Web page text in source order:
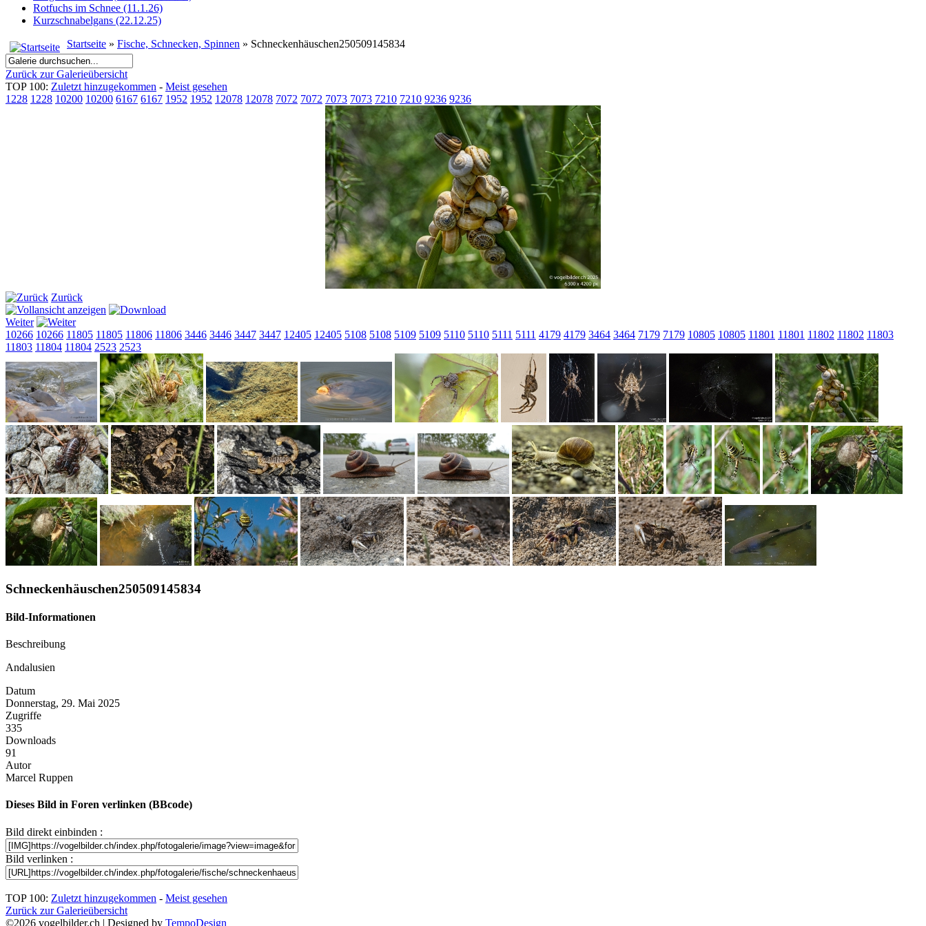
Rotfuchs im Schnee (11.1.26)
Kurzschnabelgans (22.12.25)
Startseite » Fische, Schnecken, Spinnen » Schneckenhäuschen250509145834
Zurück zur Galerieübersicht
TOP 100: Zuletzt hinzugekommen - Meist gesehen
1228 1228 10200 10200 6167 6167 1952 1952 12078 12078 7072 7072 7073 7073 7210 7210 9236 9236
Zurück
Weiter
10266 10266 11805 11805 11806 11806 3446 3446 3447 3447 12405 12405 5108 5108 5109 5109 5110 5110 5111 5111 4179 4179 3464 3464 7179 7179 10805 10805 11801 11801 11802 11802 11803
11803 11804 11804 2523 2523
Schneckenhäuschen250509145834
Bild-Informationen
Beschreibung
Andalusien
Datum
Donnerstag, 29. Mai 2025
Zugriffe
335
Downloads
91
Autor
Marcel Ruppen
Dieses Bild in Foren verlinken (BBcode)
Bild direkt einbinden :
Bild verlinken :
TOP 100: Zuletzt hinzugekommen - Meist gesehen
Zurück zur Galerieübersicht
©2026 vogelbilder.ch | Designed by TempoDesign